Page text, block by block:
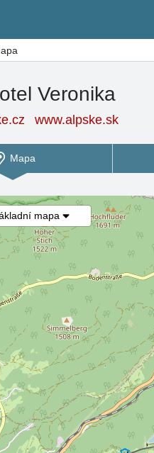
Veronika
www.alpske.sk
Mapa
mapa